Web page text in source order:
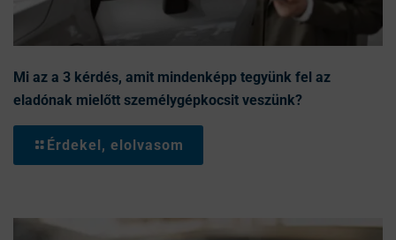
Mi az a 3 kérdés, amit mindenképp tegyünk fel az
eladónak mielőtt személygépkocsit veszünk?
Érdekel, elolvasom